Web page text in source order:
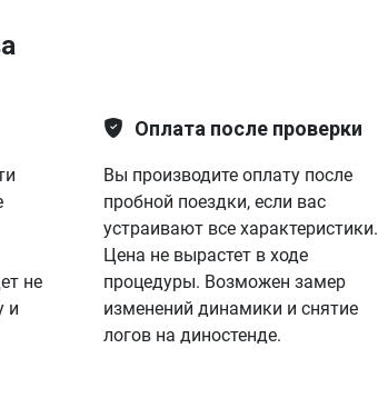
не
и
Оплата после проверки
Вы производите оплату после
пробной поездки, если вас
устраивают все характеристики.
Цена не вырастет в ходе
процедуры. Возможен замер
изменений динамики и снятие
логов на диностенде.